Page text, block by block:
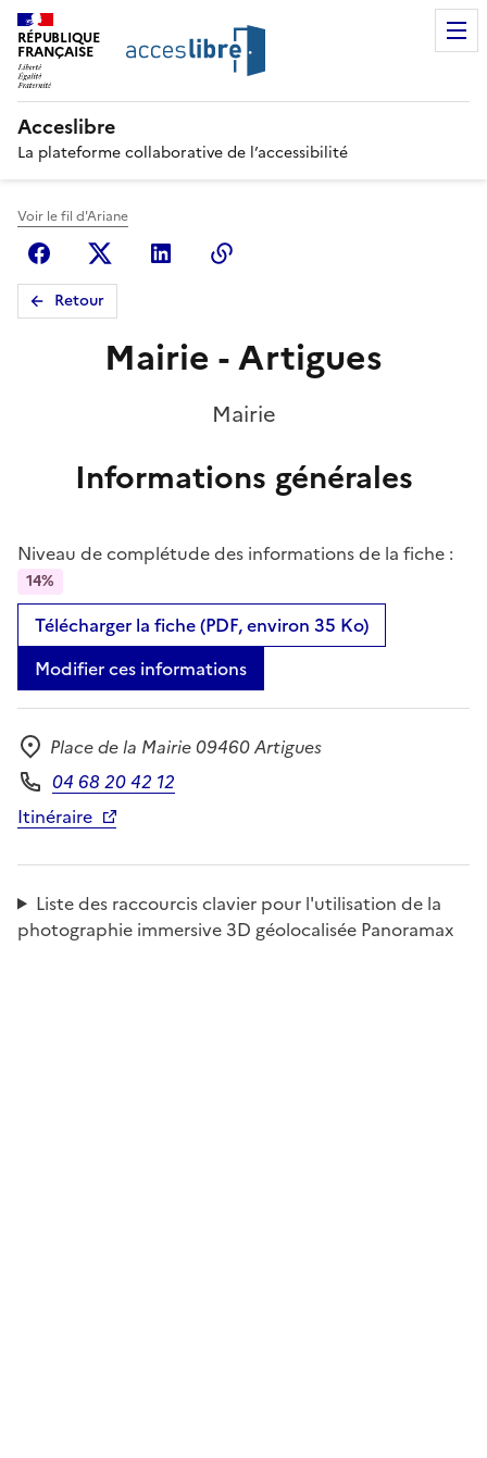
RÉPUBLIQUE
FRANÇAISE
Acceslibre
La plateforme collaborative de l’accessibilité
Voir le fil d'Ariane
FacebookX (anciennement Twitter)
Linkedin
Retour
Mairie - Artigues
Mairie
Informations générales
Niveau de complétude des informations de la fiche :
14%
Télécharger la fiche (PDF, environ 35 Ko)
Modifier ces informations
Adresse
Place de la Mairie 09460 Artigues
Téléphone
04 68 20 42 12
Itinéraire
Liste des raccourcis clavier pour l'utilisation de la
photographie immersive 3D géolocalisée Panoramax